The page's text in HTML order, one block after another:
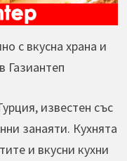
с вкусна храна и
Газиантеп
известен със
занаяти. Кухнята
и вкусни кухни